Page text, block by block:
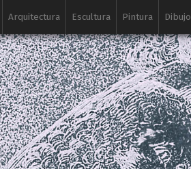
Arquitectura Escultura Pintura Dibujo